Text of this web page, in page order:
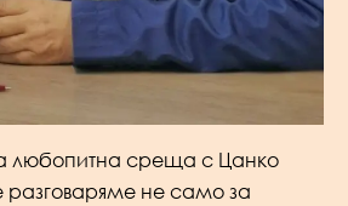
любопитна среща с Цанко
разговаряме не само за